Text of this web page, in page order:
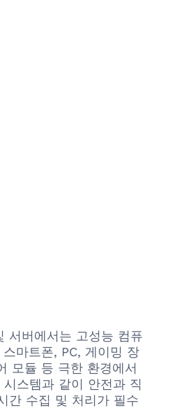
서버에서는 고성능 컴퓨
마트폰, PC, 게이밍 장
모듈 등 극한 환경에서
스템과 같이 안전과 직
간 수집 및 처리가 필수